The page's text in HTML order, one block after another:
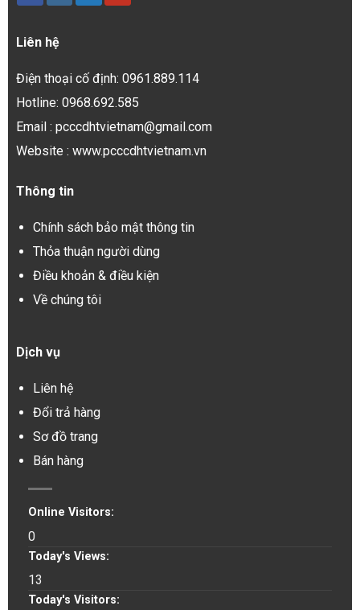
Liên hệ
Điện thoại cố định: 0961.889.114
Hotline: 0968.692.585
Email : pcccdhtvietnam@gmail.com
Website : www.pcccdhtvietnam.vn
Thông tin
Chính sách bảo mật thông tin
Thỏa thuận người dùng
Điều khoản & điều kiện
Về chúng tôi
Dịch vụ
Liên hệ
Đổi trả hàng
Sơ đồ trang
Bán hàng
Online Visitors:
0
Today's Views:
13
Today's Visitors: